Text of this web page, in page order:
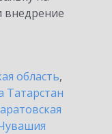
внедрение
область,
Татарстан